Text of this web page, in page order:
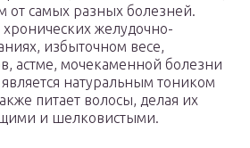
от самых разных болезней.
желудочно-
избыточном весе,
астме, мочекаменной болезни
натуральным тоником
питает волосы, делая их
и шелковистыми.